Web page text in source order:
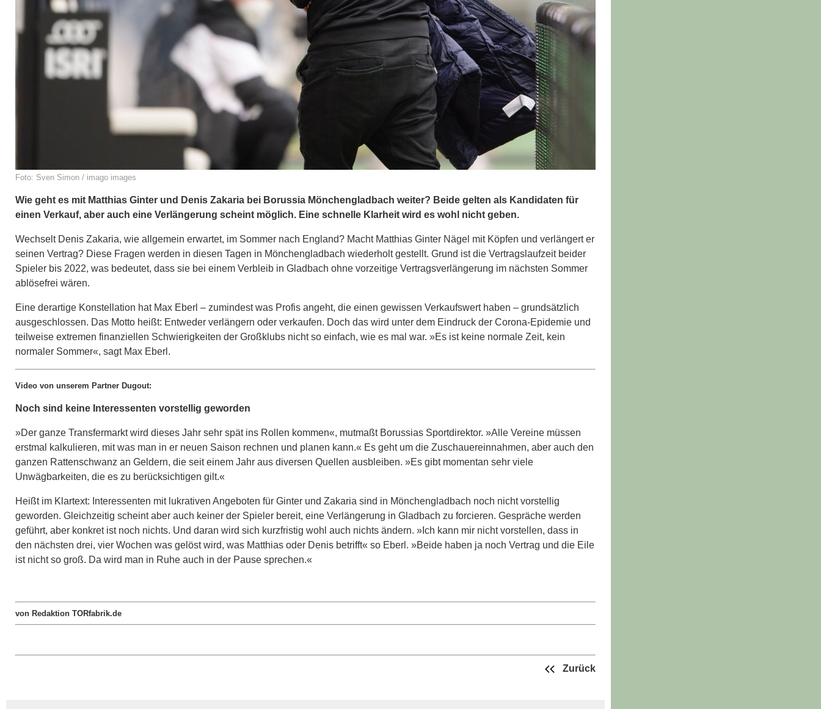
Foto: Sven Simon / imago images
Wie geht es mit Matthias Ginter und Denis Zakaria bei Borussia Mönchengladbach weiter? Beide gelten als Kandidaten für
einen Verkauf, aber auch eine Verlängerung scheint möglich. Eine schnelle Klarheit wird es wohl nicht geben.
Wechselt Denis Zakaria, wie allgemein erwartet, im Sommer nach England? Macht Matthias Ginter Nägel mit Köpfen und verlängert er
seinen Vertrag? Diese Fragen werden in diesen Tagen in Mönchengladbach wiederholt gestellt. Grund ist die Vertragslaufzeit beider
Spieler bis 2022, was bedeutet, dass sie bei einem Verbleib in Gladbach ohne vorzeitige Vertragsverlängerung im nächsten Sommer
ablösefrei wären.
Eine derartige Konstellation hat Max Eberl – zumindest was Profis angeht, die einen gewissen Verkaufswert haben – grundsätzlich
ausgeschlossen. Das Motto heißt: Entweder verlängern oder verkaufen. Doch das wird unter dem Eindruck der Corona-Epidemie und
teilweise extremen finanziellen Schwierigkeiten der Großklubs nicht so einfach, wie es mal war. »Es ist keine normale Zeit, kein
normaler Sommer«, sagt Max Eberl.
Video von unserem Partner Dugout:
Noch sind keine Interessenten vorstellig geworden
»Der ganze Transfermarkt wird dieses Jahr sehr spät ins Rollen kommen«, mutmaßt Borussias Sportdirektor. »Alle Vereine müssen
erstmal kalkulieren, mit was man in er neuen Saison rechnen und planen kann.« Es geht um die Zuschauereinnahmen, aber auch den
ganzen Rattenschwanz an Geldern, die seit einem Jahr aus diversen Quellen ausbleiben. »Es gibt momentan sehr viele
Unwägbarkeiten, die es zu berücksichtigen gilt.«
Heißt im Klartext: Interessenten mit lukrativen Angeboten für Ginter und Zakaria sind in Mönchengladbach noch nicht vorstellig
geworden. Gleichzeitig scheint aber auch keiner der Spieler bereit, eine Verlängerung in Gladbach zu forcieren. Gespräche werden
geführt, aber konkret ist noch nichts. Und daran wird sich kurzfristig wohl auch nichts ändern. »Ich kann mir nicht vorstellen, dass in
den nächsten drei, vier Wochen was gelöst wird, was Matthias oder Denis betrifft« so Eberl. »Beide haben ja noch Vertrag und die Eile
ist nicht so groß. Da wird man in Ruhe auch in der Pause sprechen.«
von Redaktion TORfabrik.de
Zurück